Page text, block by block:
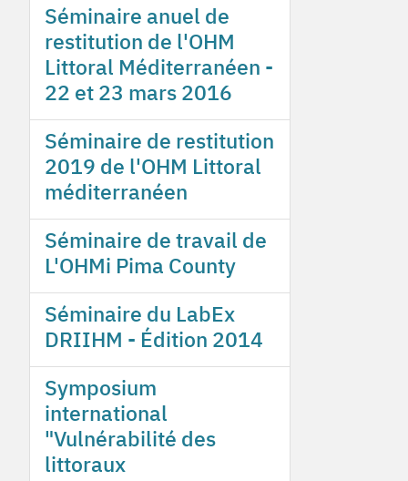
Séminaire anuel de
restitution de l'OHM
Littoral Méditerranéen -
22 et 23 mars 2016
Séminaire de restitution
2019 de l'OHM Littoral
méditerranéen
Séminaire de travail de
L'OHMi Pima County
Séminaire du LabEx
DRIIHM - Édition 2014
Symposium
international
"Vulnérabilité des
littoraux